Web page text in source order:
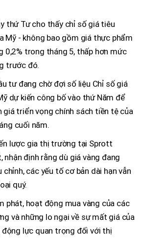
thứ Tư cho thấy chỉ số giá tiêu
Mỹ - không bao gồm giá thực phẩm
0,2% trong tháng 5, thấp hơn mức
trước đó.
tư đang chờ đợi số liệu Chỉ số giá
dự kiến công bố vào thứ Năm để
giá triển vọng chính sách tiền tệ của
cuối năm.
lược gia thị trường tại Sprott
định rằng dù giá vàng đang
các yếu tố cơ bản dài hạn vẫn
quý.
phát, hoạt động mua vàng của các
và những lo ngại về sự mất giá của
động lực quan trọng đối với thị